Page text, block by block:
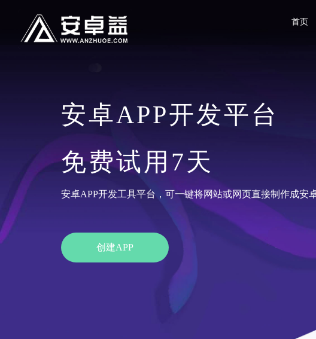
首页
安卓APP开发平台
免费试用7天
安卓APP开发工具平台，可一键将网站或网页直接制作成安
创建APP